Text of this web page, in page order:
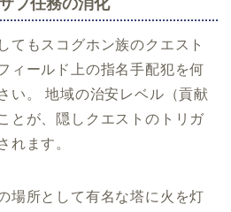
てもスコグホン族のクエスト
ィールド上の指名手配犯を何
い。 地域の治安レベル（貢献
とが、隠しクエストのトリガ
れます。
場所として有名な塔に火を灯